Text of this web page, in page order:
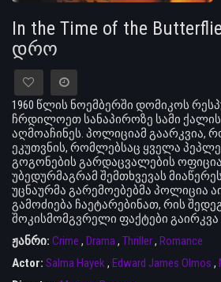
In the Time of the
დრო
1960 წლის ნოემბერში დომიკოს
ჩრდილოეთ სანაპიროზე სამი
აღმოაჩინეს. პოლიციამ გაარკვია,
ეკუთვნის, რომლებსაც ყველა
გოგონების გარდაცვალების
უბედურმაგრამ შემთხვევას
უცნაურმა გარემოებებმა პოლიცია
გამოძიება ჩაეტარებინათ, რის
შოკისმომგვრელი ფაქტები გაირკვა
ჟანრი: Crime , Drama, Thriller, Romance
Actor: Salma Hayek , Edward James Olmos ,